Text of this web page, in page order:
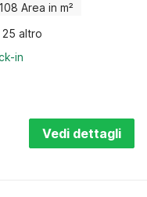
108 Area in m²
25 altro
in
Vedi dettagli